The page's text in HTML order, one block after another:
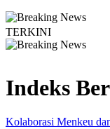
TERKINI
Indeks
Kolaborasi Menkeu